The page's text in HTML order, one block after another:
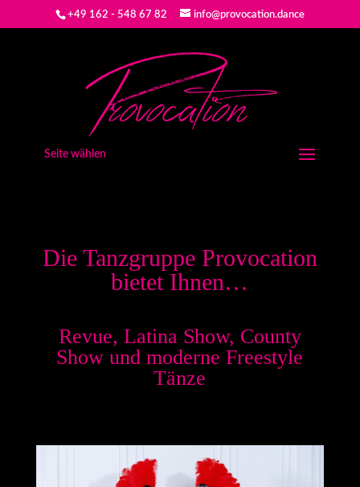
+49 162 - 548 67 82 info@provocation.dance
Seite wählen
Die Tanzgruppe Provocation
bietet Ihnen…
Revue, Latina Show, County
Show und moderne Freestyle
Tänze